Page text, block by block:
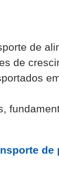
de
de
de